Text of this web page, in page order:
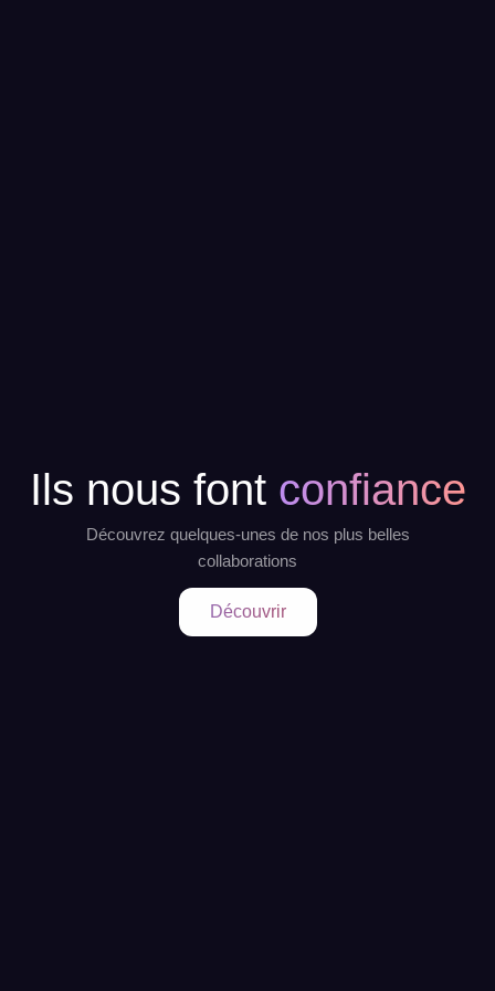
Ils nous font confiance
Découvrez quelques-unes de nos plus belles
collaborations
Découvrir